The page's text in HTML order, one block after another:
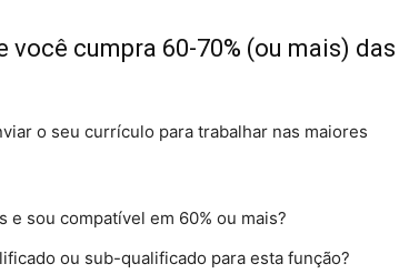
cumpra 60-70% (ou mais) das
o seu currículo para trabalhar nas maiores
sou compatível em 60% ou mais?
ou sub-qualificado para esta função?